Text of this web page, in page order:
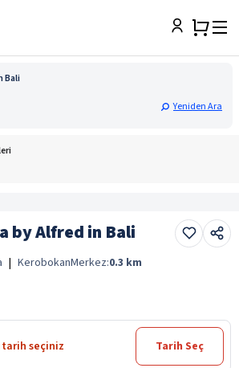
Bali
Yeniden Ara
by Alfred in Bali
| KerobokanMerkez:0.3 km
seçiniz Tarih Seç